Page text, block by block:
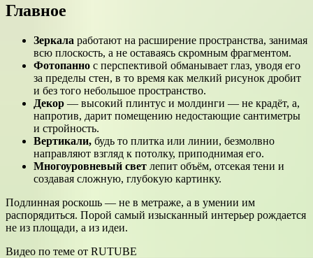
Главное
Зеркала работают на расширение пространства, занимая
всю плоскость, а не оставаясь скромным фрагментом.
Фотопанно с перспективой обманывает глаз, уводя его
за пределы стен, в то время как мелкий рисунок дробит
и без того небольшое пространство.
Декор — высокий плинтус и молдинги — не крадёт, а,
напротив, дарит помещению недостающие сантиметры
и стройность.
Вертикали, будь то плитка или линии, безмолвно
направляют взгляд к потолку, приподнимая его.
Многоуровневый свет лепит объём, отсекая тени и
создавая сложную, глубокую картинку.
Подлинная роскошь — не в метраже, а в умении им
распорядиться. Порой самый изысканный интерьер рождается
не из площади, а из идеи.
Видео по теме от RUTUBE